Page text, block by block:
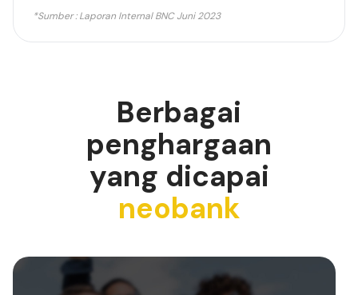
*Sumber : Laporan Internal BNC Juni 2023
Berbagai
penghargaan
yang dicapai
neobank